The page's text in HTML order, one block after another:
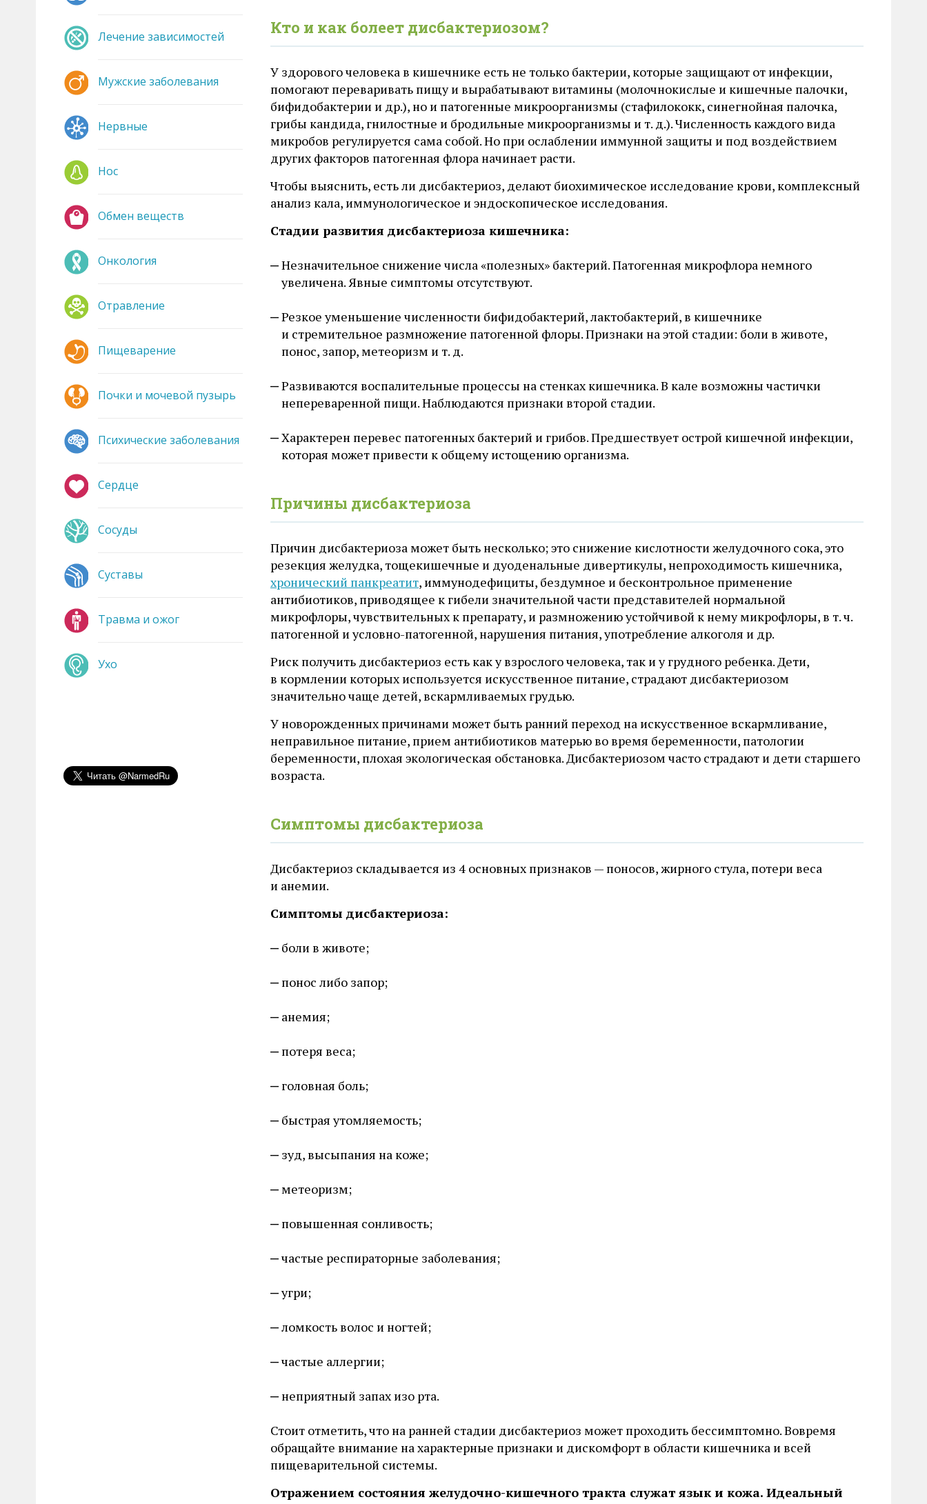
Кто и как болеет дисбактериозом?
У здорового человека в кишечнике есть не только бактерии, которые защищают от инфекции,
помогают переваривать пищу и вырабатывают витамины (молочнокислые и кишечные палочки,
бифидобактерии и др.), но и патогенные микроорганизмы (стафилококк, синегнойная палочка,
грибы кандида, гнилостные и бродильные микроорганизмы и т. д.). Численность каждого вида
микробов регулируется сама собой. Но при ослаблении иммунной защиты и под воздействием
других факторов патогенная флора начинает расти.
Чтобы выяснить, есть ли дисбактериоз, делают биохимическое исследование крови, комплексный
анализ кала, иммунологическое и эндоскопическое исследования.
Стадии развития дисбактериоза кишечника:
Незначительное снижение числа «полезных» бактерий. Патогенная микрофлора немного
увеличена. Явные симптомы отсутствуют.
Резкое уменьшение численности бифидобактерий, лактобактерий, в кишечнике
и стремительное размножение патогенной флоры. Признаки на этой стадии: боли в животе,
понос, запор, метеоризм и т. д.
Развиваются воспалительные процессы на стенках кишечника. В кале возможны частички
непереваренной пищи. Наблюдаются признаки второй стадии.
Характерен перевес патогенных бактерий и грибов. Предшествует острой кишечной инфекции,
которая может привести к общему истощению организма.
Причины дисбактериоза
Причин дисбактериоза может быть несколько; это снижение кислотности желудочного сока, это
резекция желудка, тощекишечные и дуоденальные дивертикулы, непроходимость кишечника,
хронический панкреатит, иммунодефициты, бездумное и бесконтрольное применение
антибиотиков, приводящее к гибели значительной части представителей нормальной
микрофлоры, чувствительных к препарату, и размножению устойчивой к нему микрофлоры, в т. ч.
патогенной и условно-патогенной, нарушения питания, употребление алкоголя и др.
Риск получить дисбактериоз есть как у взрослого человека, так и у грудного ребенка. Дети,
в кормлении которых используется искусственное питание, страдают дисбактериозом
значительно чаще детей, вскармливаемых грудью.
У новорожденных причинами может быть ранний переход на искусственное вскармливание,
неправильное питание, прием антибиотиков матерью во время беременности, патологии
беременности, плохая экологическая обстановка. Дисбактериозом часто страдают и дети старшего
возраста.
Симптомы дисбактериоза
Дисбактериоз складывается из 4 основных признаков — поносов, жирного стула, потери веса
и анемии.
Симптомы дисбактериоза:
боли в животе;
понос либо запор;
анемия;
потеря веса;
головная боль;
быстрая утомляемость;
зуд, высыпания на коже;
метеоризм;
повышенная сонливость;
частые респираторные заболевания;
угри;
ломкость волос и ногтей;
частые аллергии;
неприятный запах изо рта.
Стоит отметить, что на ранней стадии дисбактериоз может проходить бессимптомно. Вовремя
обращайте внимание на характерные признаки и дискомфорт в области кишечника и всей
пищеварительной системы.
Отражением состояния желудочно-кишечного тракта служат язык и кожа. Идеальный
Лечение зависимостей
Мужские заболевания
Нервные
Нос
Обмен веществ
Онкология
Отравление
Пищеварение
Почки и мочевой пузырь
Психические заболевания
Сердце
Сосуды
Суставы
Травма и ожог
Ухо